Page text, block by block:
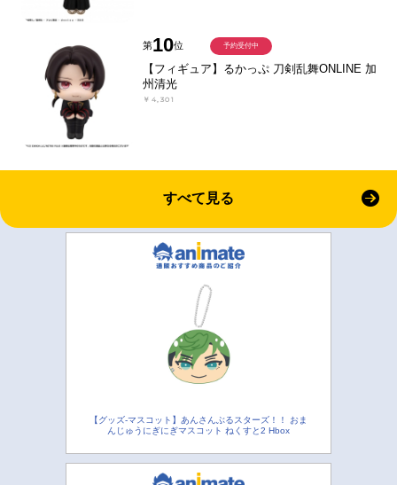
第10位
【フィギュア】るかっぷ 刀剣乱舞ONLINE 加
州清光
￥4,301
予約受付中
すべて見る
【グッズ-マスコット】あんさんぶるスターズ！！ おま
んじゅうにぎにぎマスコット ねくすと2 Hbox